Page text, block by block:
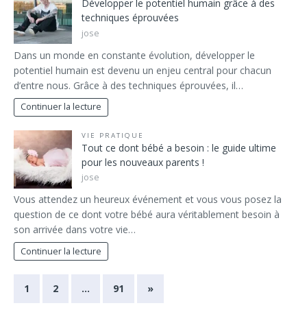
Développer le potentiel humain grâce à des
techniques éprouvées
jose
Dans un monde en constante évolution, développer le
potentiel humain est devenu un enjeu central pour chacun
d’entre nous. Grâce à des techniques éprouvées, il…
Continuer la lecture
VIE PRATIQUE
Tout ce dont bébé a besoin : le guide ultime
pour les nouveaux parents !
jose
Vous attendez un heureux événement et vous vous posez la
question de ce dont votre bébé aura véritablement besoin à
son arrivée dans votre vie…
Continuer la lecture
1 2 … 91 »